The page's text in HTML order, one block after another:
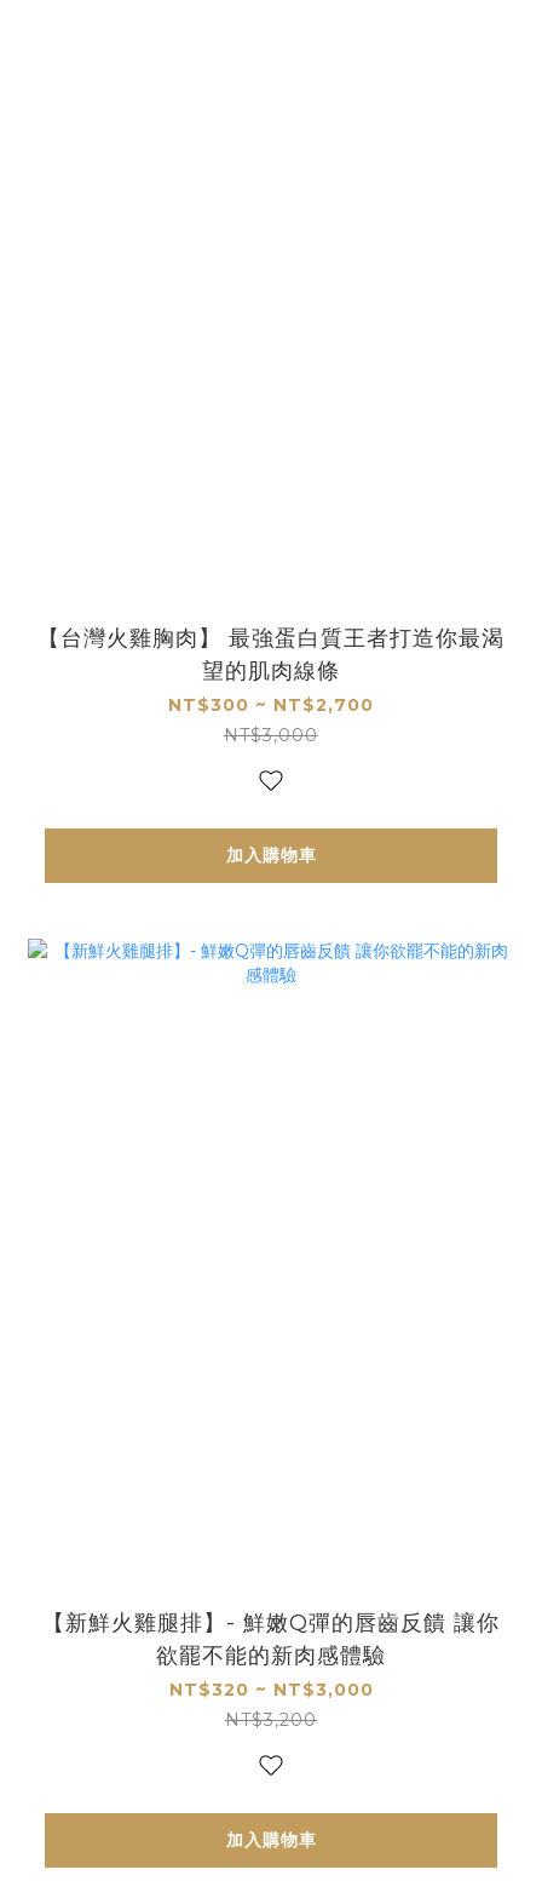
【台灣火雞胸肉】 最強蛋白質王者打造你最渴
望的肌肉線條
NT$300 ~ NT$2,700
NT$3,000
加入購物車
【新鮮火雞腿排】- 鮮嫩Q彈的唇齒反饋 讓你
欲罷不能的新肉感體驗
NT$320 ~ NT$3,000
NT$3,200
加入購物車